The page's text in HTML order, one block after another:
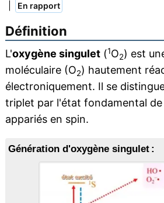
En rapport
Définition
L'oxygène singulet(1O2) est
moléculaire (O2) hautement
électroniquement. Il se
triplet par l'état fondamental de
appariés en spin.
Génération d'oxygène singulet :